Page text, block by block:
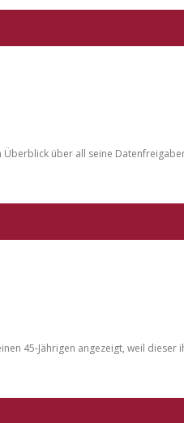
Überblick über all seine
45-Jährigen angezeigt, weil dieser